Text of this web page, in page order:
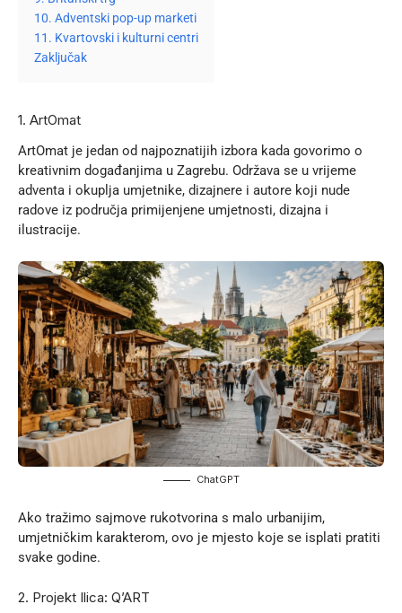
10. Adventski pop-up marketi
11. Kvartovski i kulturni centri
Zaključak
1. ArtOmat
ArtOmat je jedan od najpoznatijih izbora kada govorimo o
kreativnim događanjima u Zagrebu. Održava se u vrijeme
adventa i okuplja umjetnike, dizajnere i autore koji nude
radove iz područja primijenjene umjetnosti, dizajna i
ilustracije.
ChatGPT
Ako tražimo sajmove rukotvorina s malo urbanijim,
umjetničkim karakterom, ovo je mjesto koje se isplati pratiti
svake godine.
2. Projekt Ilica: Q’ART